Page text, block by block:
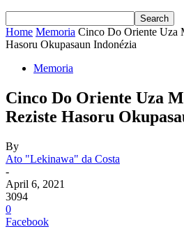
Home Memoria Cinco Do Oriente Uza
Hasoru Okupasaun Indonézia
Memoria
Cinco Do Oriente Uza
Reziste Hasoru
By
Ato "Lekinawa" da Costa
-
April 6, 2021
3094
0
Facebook